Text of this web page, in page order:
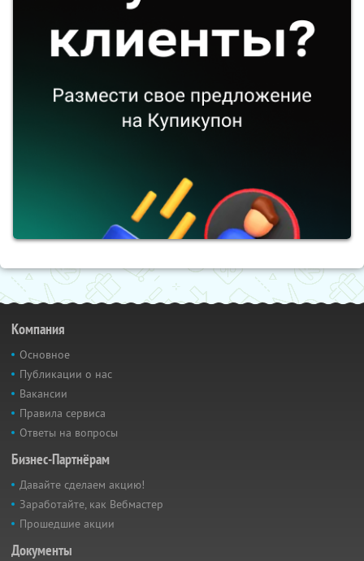
Компания
Основное
Публикации о нас
Вакансии
Правила сервиса
Ответы на вопросы
Бизнес-Партнёрам
Давайте сделаем акцию!
Заработайте, как Вебмастер
Прошедшие акции
Документы